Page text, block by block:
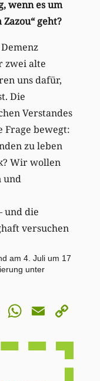
wenn es um
geht?
zwei alte
uns dafür,
Die
Verstandes
Frage bewegt:
zu leben
Wir wollen
und
und die
versuchen
am 4. Juli um 17
unter
BlueskyEmail